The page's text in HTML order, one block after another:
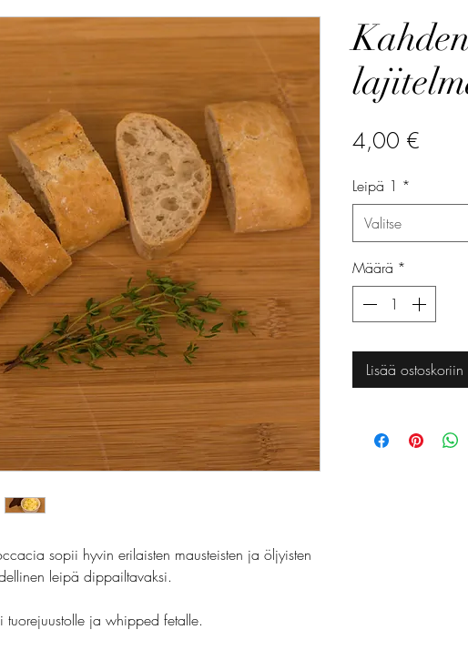
sopii hyvin erilaisten mausteisten ja öljyisten
leipä dippailtavaksi.
tuorejuustolle ja whipped fetalle.
4,00 €
Leipä 1 *
Valitse
Määrä *
Lisää ostoskoriin